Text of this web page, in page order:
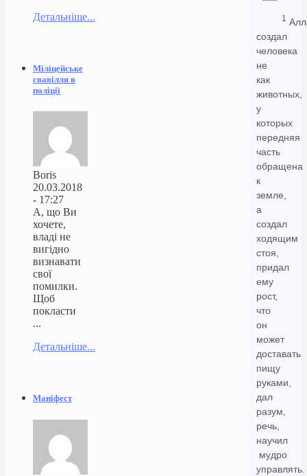
1
создал
человека
не
как
животных,
у
которых
передняя
часть
обращена
к
земле,
а
создал
ходящим
стоя,
придал
ему
рост,
что
он
может
доставать
пищу
руками,
дал
разум,
речь,
научил
мудро
управлять.
Детальніше...
Міліцейське
свавілля в
поліції
Boris
20.03.2018
- 17:27
А, що Ви
хочете,
владі не
вигідно
визнавати
свої
помилки.
Щоб
покласти
...
Детальніше...
Маніфест